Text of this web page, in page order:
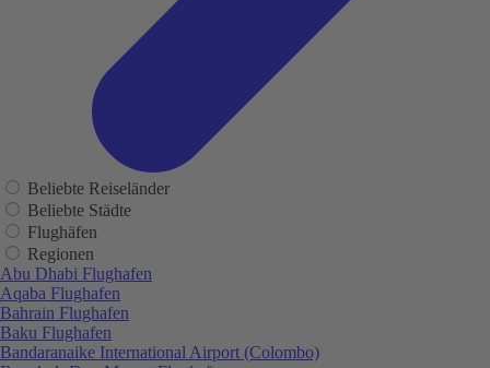
Beliebte Reiseländer
Beliebte Städte
Flughäfen
Regionen
Abu Dhabi Flughafen
Aqaba Flughafen
Bahrain Flughafen
Baku Flughafen
Bandaranaike International Airport (Colombo)